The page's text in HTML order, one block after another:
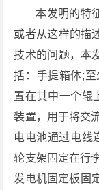
本发明的特
或者从这样的描
技术的问题，本
括：手提箱体;
置在其中一个辊
装置，用于将交
电电池通过电线
轮支架固定在行
发电机固定板固